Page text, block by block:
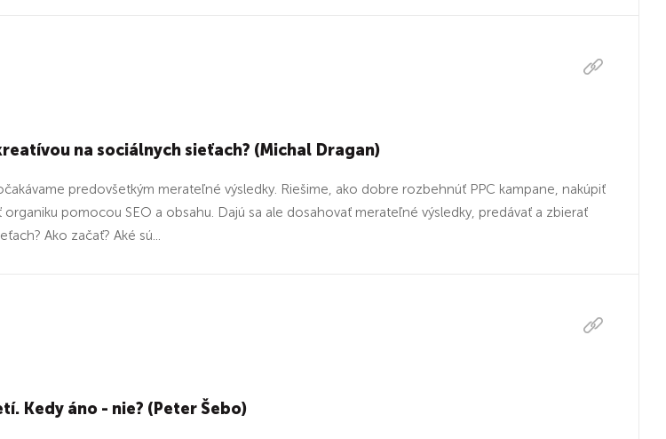
na sociálnych sieťach? (Michal Dragan)
predovšetkým merateľné výsledky. Riešime, ako dobre rozbehnúť PPC kampane, nakúpiť
pomocou SEO a obsahu. Dajú sa ale dosahovať merateľné výsledky, predávať a zbierať
Ako začať? Aké sú...
Kedy áno - nie? (Peter Šebo)